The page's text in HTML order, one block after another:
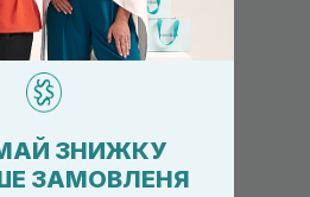
оплати
косметика
лояльності
ЗНИЖКУ
ЗАМОВЛЕНЯ